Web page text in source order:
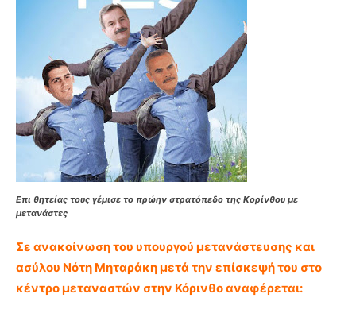
Επι θητείας τους γέμισε το πρώην στρατόπεδο της Κορίνθου με
μετανάστες
Σε ανακοίνωση του υπουργού μετανάστευσης και
ασύλου Νότη Μηταράκη μετά την επίσκεψή του στο
κέντρο μεταναστών στην Κόρινθο αναφέρεται: